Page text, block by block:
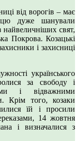
від ворогів – має
дуже шанували
свят,
Покрова. Козацькі
і захисниці
українського
за свободу і
і відважними
Крім того, козаки
їй і просили
14 жовтня
і визначалися з